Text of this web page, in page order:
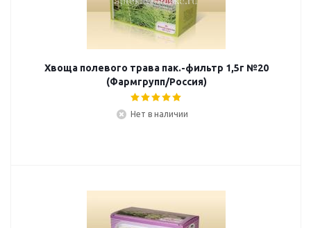
Хвоща полевого трава пак.-фильтр 1,5г №20
(Фармгрупп/Россия)
Нет в наличии